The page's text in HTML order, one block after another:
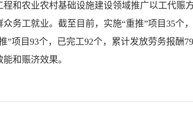
程和农业农村基础设施建设领域推广以工代赈
务工就业。截至目前，实施“重推”项目35个
”项目93个，已完工92个，累计发放劳务报酬
和赈济效果。